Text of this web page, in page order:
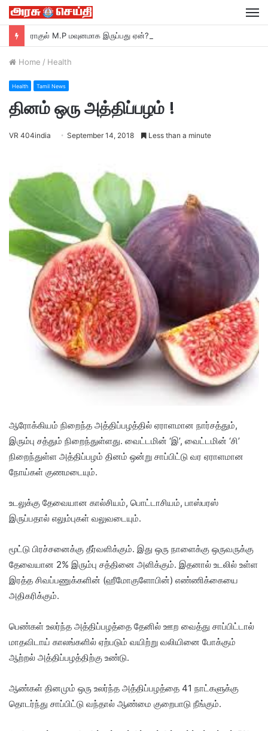
Home / Health
Health Tamil News
தினம் ஒரு அத்திப்பழம் !
VR 404india September 14, 2018 Less than a minute
ஆரோக்கியம் நிறைந்த அத்திப்பழத்தில் ஏராளமான நார்சத்தும்,
இரும்பு சத்தும் நிறைந்துள்ளது. வைட்டமின் ‘இ’, வைட்டமின் ‘சி’
நிறைந்துள்ள அத்திப்பழம் தினம் ஒன்று சாப்பிட்டு வர ஏராளமான
நோய்கள் குணமடையும்.
உடலுக்கு தேவையான கால்சியம், பொட்டாசியம், பாஸ்பரஸ்
இருப்பதால் எலும்புகள் வலுவடையும்.
மூட்டு பிரச்சனைக்கு தீர்வளிக்கும். இது ஒரு நாளைக்கு ஒருவருக்கு
தேவையான 2% இரும்பு சத்தினை அளிக்கும். இதனால் உடலில் உள்ள
இரத்த சிவப்பணுக்களின் (ஹீமோகுளோபின்) எண்ணிக்கையை
அதிகரிக்கும்.
பெண்கள் உலர்ந்த அத்திப்பழத்தை தேனில் ஊற வைத்து சாப்பிட்டால்
மாதவிடாய் காலங்களில் ஏற்படும் வயிற்று வலியினை போக்கும்
ஆற்றல் அத்திப்பழத்திற்கு உண்டு.
ஆண்கள் தினமும் ஒரு உலர்ந்த அத்திப்பழத்தை 41 நாட்களுக்கு
தொடர்ந்து சாப்பிட்டு வந்தால் ஆண்மை குறைபாடு நீங்கும்.